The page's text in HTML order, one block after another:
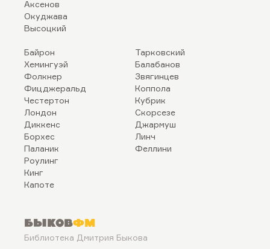
Аксенов
Окуджава
Высоцкий
Байрон
Хемингуэй
Фолкнер
Фицджеральд
Честертон
Лондон
Диккенс
Борхес
Паланик
Роулинг
Кинг
Капоте
Тарковский
Балабанов
Звягинцев
Коппола
Кубрик
Скорсезе
Джармуш
Линч
Феллини
БыковФМ
Библиотека Дмитрия Быкова